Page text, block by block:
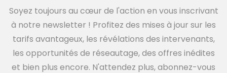
Soyez toujours au cœur de l'action en vous inscrivant
à notre newsletter ! Profitez des mises à jour sur les
tarifs avantageux, les révélations des intervenants,
les opportunités de réseautage, des offres inédites
et bien plus encore. N'attendez plus, abonnez-vous